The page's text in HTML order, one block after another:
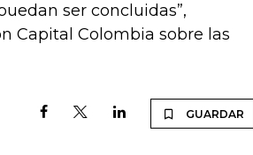
ser concluidas”,
Capital Colombia sobre las
GUARDAR